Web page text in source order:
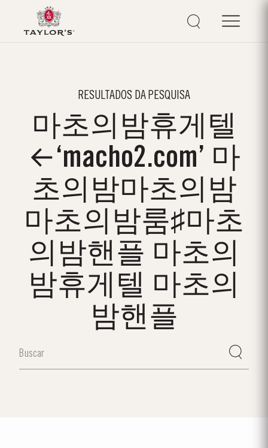
RESULTADOS DA PESQUISA
마초의밤휴게텔
←‘macho2.com’ 마
초의밤마초의밤
마초의밤룸♯마초
의밤핸플 마초의
밤휴게텔 마초의
밤핸플